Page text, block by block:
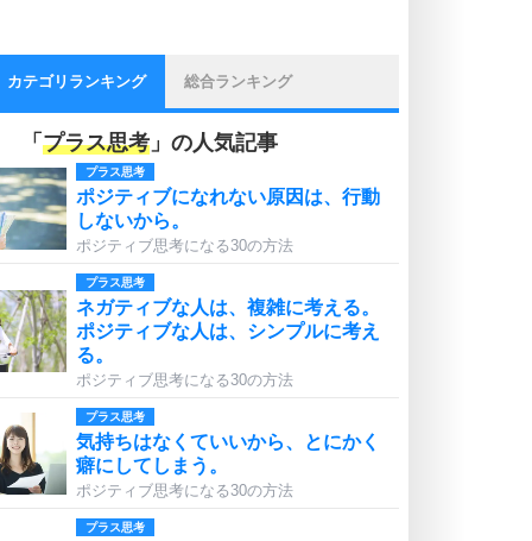
カテゴリランキング 総合ランキング
「 プラス思考 」の人気記事
プラス思考
ポジティブになれない原因は、行動
しないから。
ポジティブ思考になる30の方法
プラス思考
ネガティブな人は、複雑に考える。
ポジティブな人は、シンプルに考え
る。
ポジティブ思考になる30の方法
プラス思考
気持ちはなくていいから、とにかく
癖にしてしまう。
ポジティブ思考になる30の方法
プラス思考